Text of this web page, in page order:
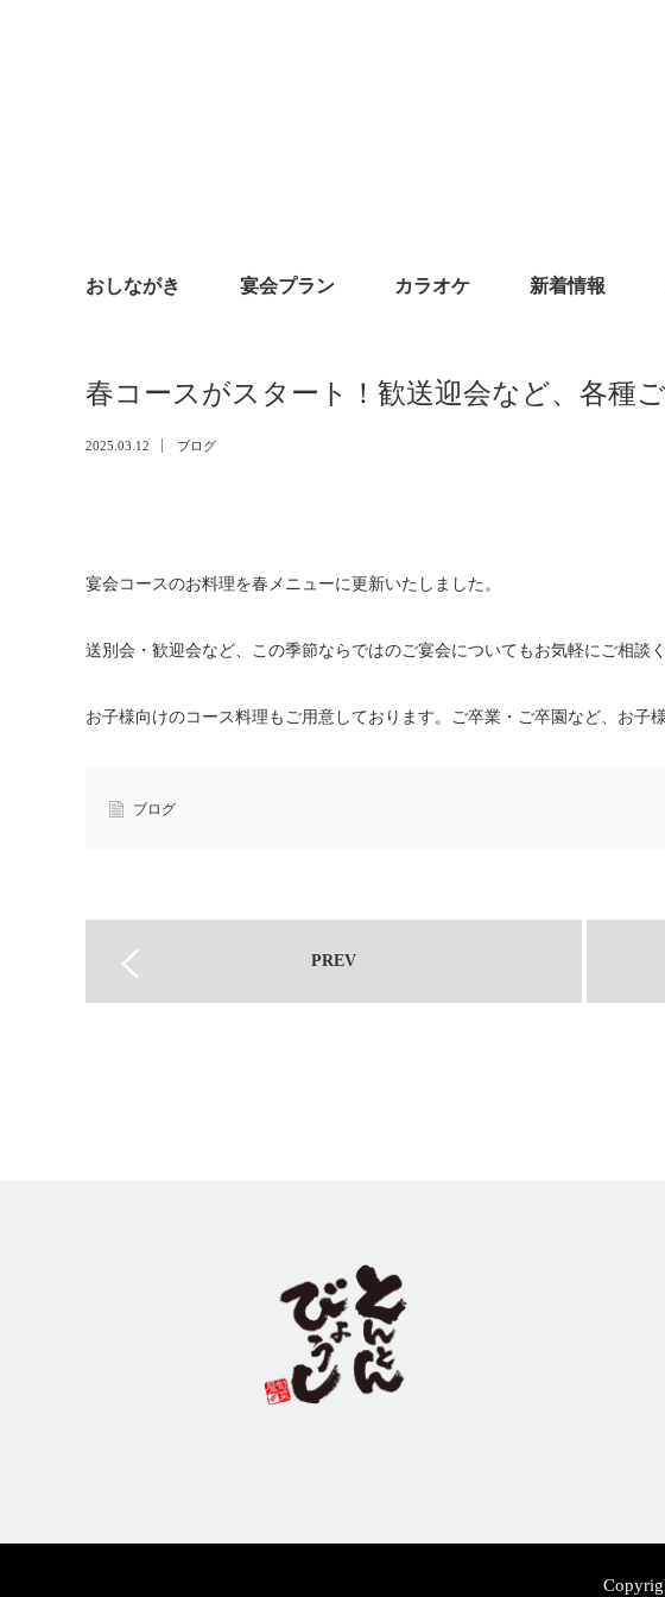
おしながき 宴会プラン カラオケ 新着情報
春コースがスタート！歓送迎会など、各種
2025.03.12 ブログ
宴会コースのお料理を春メニューに更新いたしました。
送別会・歓迎会など、この季節ならではのご宴会についてもお気軽にご相談く
お子様向けのコース料理もご用意しております。ご卒業・ご卒園など、お子
ブログ
PREV